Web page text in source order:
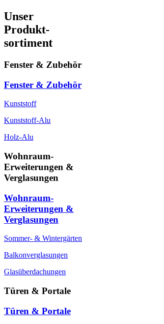
Unser
Produkt-
sortiment
Fenster & Zubehör
Fenster & Zubehör
Kunststoff
Kunststoff-Alu
Holz-Alu
Wohnraum-
Erweiterungen &
Verglasungen
Wohnraum-
Erweiterungen &
Verglasungen
Sommer- & Wintergärten
Balkonverglasungen
Glasüberdachungen
Türen & Portale
Türen & Portale